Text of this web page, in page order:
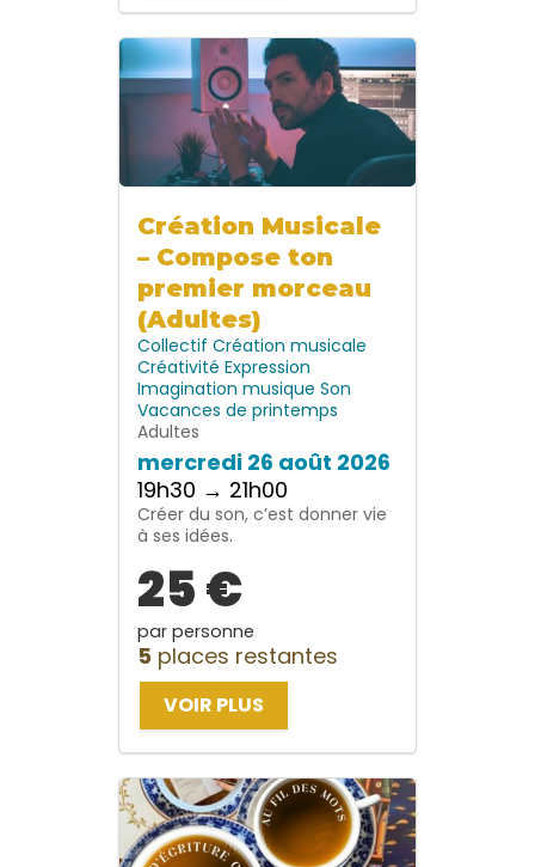
Création Musicale
– Compose ton
premier morceau
(Adultes)
Collectif Création musicale
Créativité Expression
Imagination musique Son
Vacances de printemps
Adultes
mercredi 26 août 2026
19h30 → 21h00
Créer du son, c’est donner vie
à ses idées.
25 €
par personne
5 places restantes
VOIR PLUS